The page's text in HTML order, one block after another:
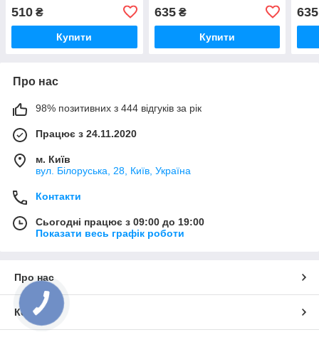
510 ₴
Купити
635₴
Купити
635
Про нас
98% позитивних з 444 відгуків за рік
Працює з 24.11.2020
м. Київ
вул. Білоруська, 28, Київ, Україна
Контакти
Сьогодні працює з 09:00 до 19:00
Показати весь графік роботи
Про нас
Контакти